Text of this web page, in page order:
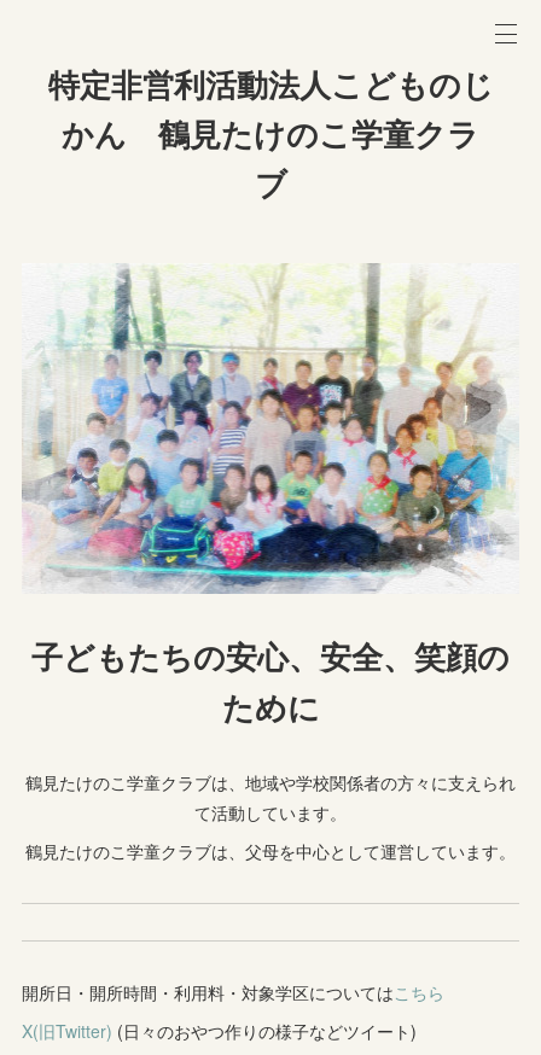
特定非営利活動法人こどものじ
かん 鶴見たけのこ学童クラ
ブ
子どもたちの安心、安全、笑顔の
ために
鶴見たけのこ学童クラブは、地域や学校関係者の方々に支えられ
て活動しています。
鶴見たけのこ学童クラブは、父母を中心として運営しています。
開所日・開所時間・利用料・対象学区についてはこちら
X(旧Twitter) (日々のおやつ作りの様子などツイート)